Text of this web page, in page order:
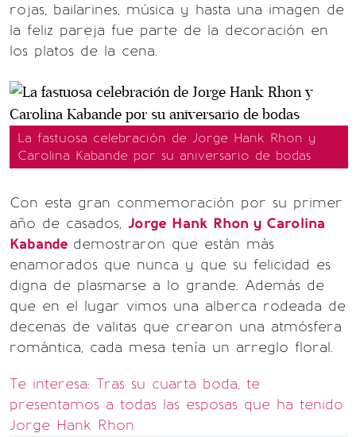
rojas, bailarines, música y hasta una imagen de
la feliz pareja fue parte de la decoración en
los platos de la cena.
La fastuosa celebración de Jorge Hank Rhon y
Carolina Kabande por su aniversario de bodas
Con esta gran conmemoración por su primer
año de casados, Jorge Hank Rhon y Carolina
Kabande demostraron que están más
enamorados que nunca y que su felicidad es
digna de plasmarse a lo grande. Además de
que en el lugar vimos una alberca rodeada de
decenas de valitas que crearon una atmósfera
romántica, cada mesa tenía un arreglo floral.
Te interesa: Tras su cuarta boda, te
presentamos a todas las esposas que ha tenido
Jorge Hank Rhon